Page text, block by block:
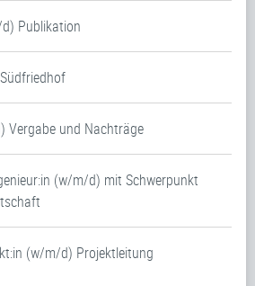
Publikation
Vergabe und Nachträge
(w/m/d) mit Schwerpunkt
(w/m/d) Projektleitung